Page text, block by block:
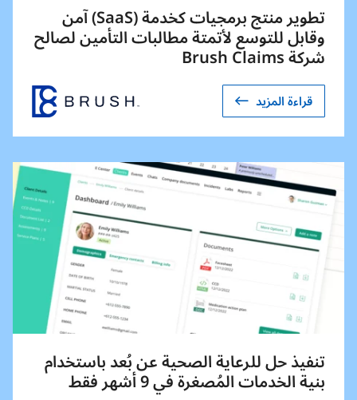
تطوير منتج برمجيات كخدمة (SaaS) آمن
وقابل للتوسع لأتمتة مطالبات التأمين لصالح
شركة Brush Claims
قراءة المزيد
تنفيذ حل للرعاية الصحية عن بُعد باستخدام
بنية الخدمات المُصغرة في 9 أشهر فقط